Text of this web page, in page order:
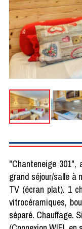
"Chanteneige
grand séjour/salle à
TV (écran plat). 1
vitrocéramiques,
séparé. Chauffage.